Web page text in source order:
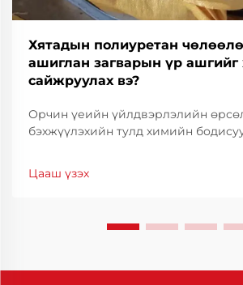
Хятадын полиуретан
ашиглан загварын үр ашгийг
сайжруулах вэ?
Орчин үеийн үйлдвэрлэлийн
бэхжүүлэхийн тулд химийн
байдаг. Молдын ажиллагааг
Цааш үзэх